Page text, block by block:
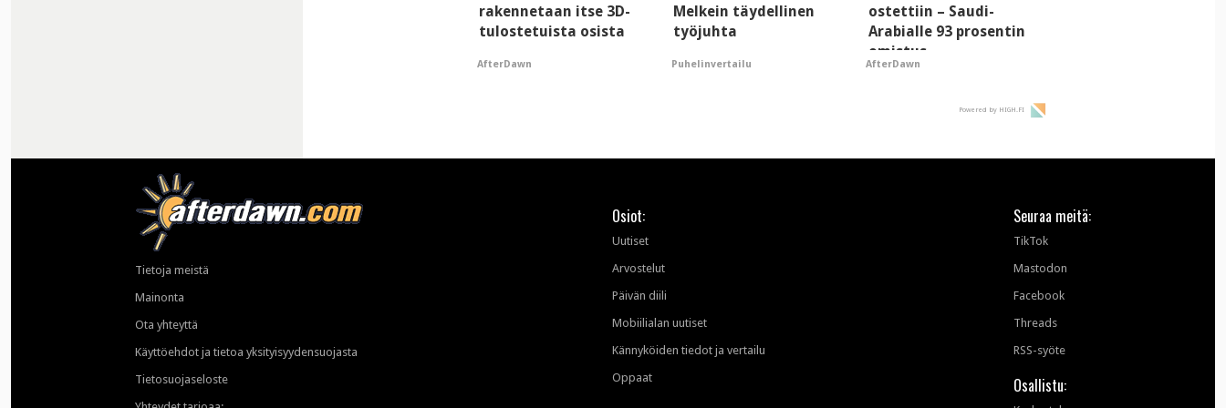
rakennetaan itse 3D-
tulostetuista osista
AfterDawn
Melkein täydellinen
työjuhta
Puhelinvertailu
ostettiin – Saudi-
Arabialle 93 prosentin
omistus
AfterDawn
Powered by HIGH.FI
Tietoja meistä
Mainonta
Ota yhteyttä
Käyttöehdot ja tietoa yksityisyydensuojasta
Tietosuojaseloste
Osiot:
Uutiset
Arvostelut
Päivän diili
Mobiilialan uutiset
Kännyköiden tiedot ja vertailu
Oppaat
Seuraa meitä:
TikTok
Mastodon
Facebook
Threads
RSS-syöte
Osallistu: